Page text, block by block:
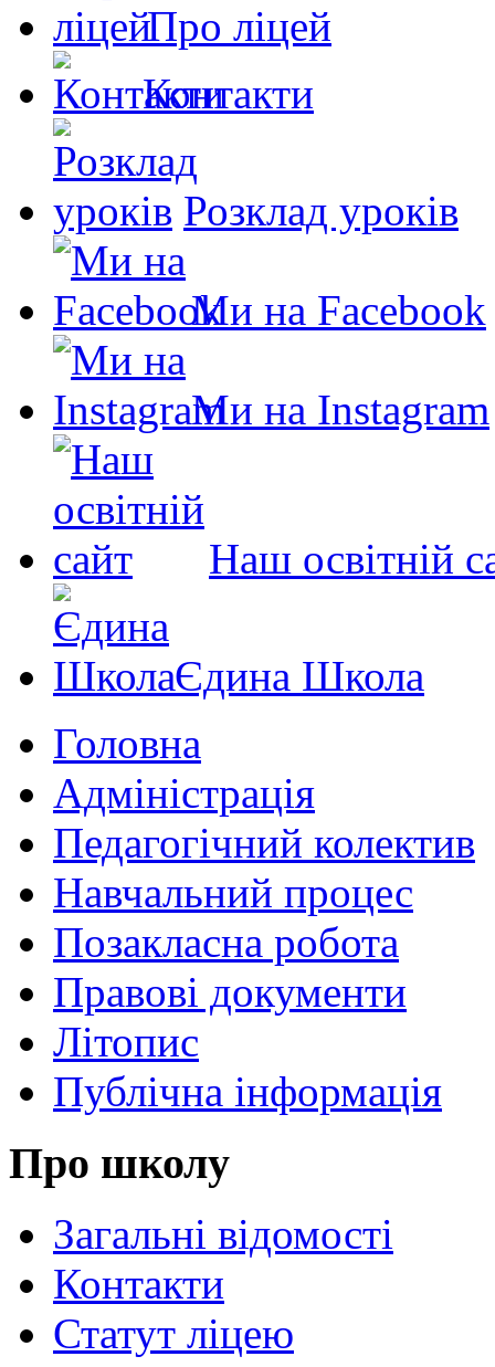
Про ліцей
Контакти
Розклад уроків
Ми на Facebook
Ми на Instagram
Наш освітній
Єдина Школа
Головна
Адміністрація
Педагогічний колектив
Навчальний процес
Позакласна робота
Правові документи
Літопис
Публічна інформація
Про школу
Загальні відомості
Контакти
Статут ліцею